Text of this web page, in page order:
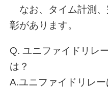
なお、タイム計測、
彰があります。
Q. ユニファイドリレ
は？
A.ユニファイドリレ